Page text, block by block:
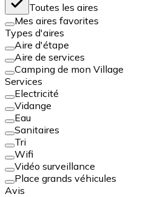
Toutes les aires
Mes aires favorites
Types d'aires
Aire d'étape
Aire de services
Camping de mon Village
Services
Electricité
Vidange
Eau
Sanitaires
Tri
Wifi
Vidéo surveillance
Place grands véhicules
Avis